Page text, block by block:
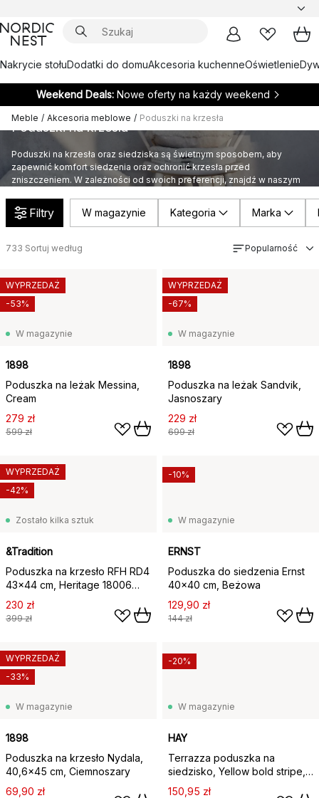
Nakrycie stołuDodatki do domuAkcesoria kuchenneOświetlenie
Weekend Deals: Nowe oferty na każdy weekend
Meble / Akcesoria meblowe / Poduszki na krzesła
Poduszki na krzesła
Poduszki na krzesła oraz siedziska są świetnym sposobem, aby
zapewnić komfort siedzenia oraz ochronić krzesła przed
zniszczeniem. W zależności od swoich preferencji, znajdź w naszym
Filtry W magazynie Kategoria Marka
733 Sortuj według Popularność
W magazynie
1898
Poduszka na leżak Messina,
Cream
279 zł
599 zł
WYPRZEDAŻ
-53%
W magazynie
1898
Poduszka na leżak Sandvik,
Jasnoszary
229 zł
699 zł
WYPRZEDAŻ
-67%
Zostało kilka sztuk
&Tradition
Poduszka na krzesło RFH RD4
43x44 cm, Heritage 18006
Papyrus
230 zł
399 zł
WYPRZEDAŻ
-42%
W magazynie
ERNST
Poduszka do siedzenia Ernst
40x40 cm, Beżowa
129,90 zł
144 zł
-10%
W magazynie
1898
Poduszka na krzesło Nydala,
40,6x45 cm, Ciemnoszary
69,90 zł
WYPRZEDAŻ
-33%
W magazynie
HAY
Terrazza poduszka na
siedzisko, Yellow bold stripe,
40x40 cm
150,95 zł
-20%